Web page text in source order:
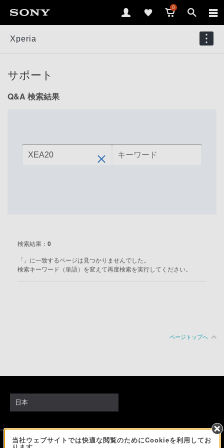
0
Xperia
サポート
Q&A 検索結果
検索結果： 0
「」に一致するページは見つかりませんでした。
検索キーワード（単語）を変えて再度検索を実行してください。
ページトップへ
当社ウェブサイトでは快適な閲覧のためにCookieを利用してお
日本
ソニーストアでのお買い物にあたって